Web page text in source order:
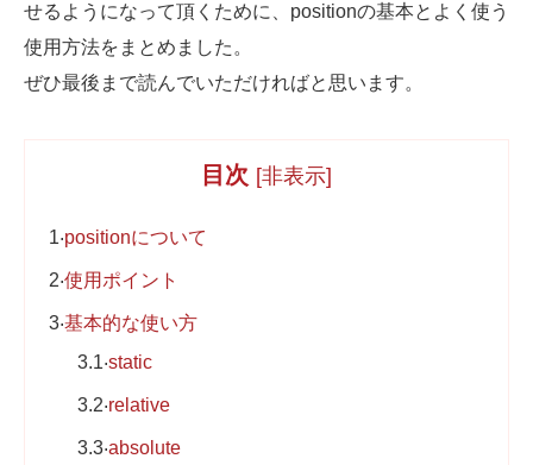
せるようになって頂くために、positionの基本とよく使う
使用方法をまとめました。
ぜひ最後まで読んでいただければと思います。
目次 [非表示]
1positionについて
2使用ポイント
3基本的な使い方
3.1static
3.2relative
3.3absolute